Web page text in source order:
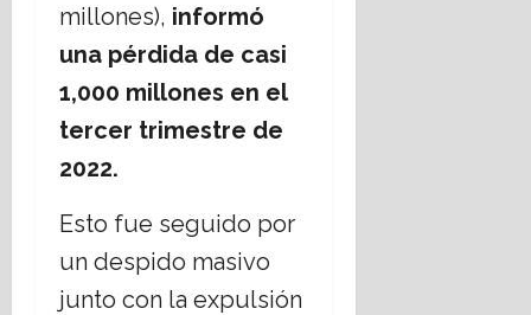
millones), informó
una pérdida de casi
1,000 millones en el
tercer trimestre de
2022.
Esto fue seguido por
un despido masivo
junto con la expulsión